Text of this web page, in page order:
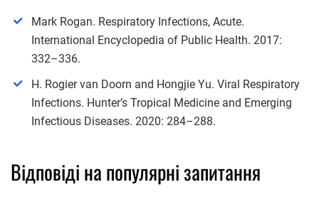
Mark Rogan. Respiratory Infections, Acute.
International Encyclopedia of Public Health. 2017:
332–336.
H. Rogier van Doorn and Hongjie Yu. Viral Respiratory
Infections. Hunter’s Tropical Medicine and Emerging
Infectious Diseases. 2020: 284–288.
Відповіді на популярні запитання